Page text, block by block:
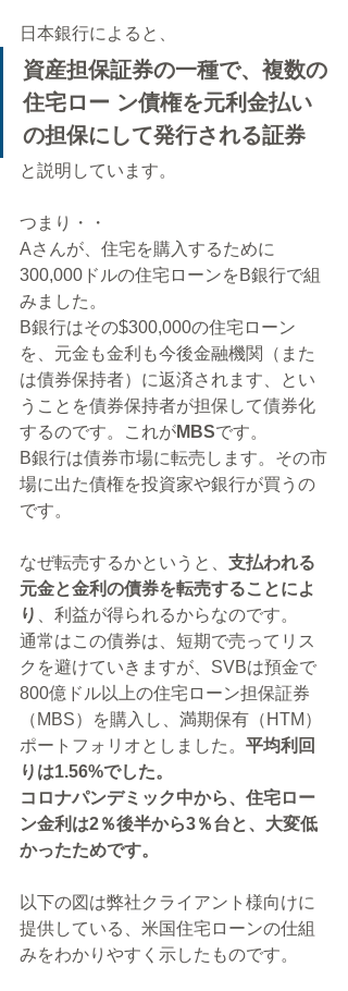
日本銀行によると、
資産担保証券の一種で、複数の
住宅ロー ン債権を元利金払い
の担保にして発行される証券
と説明しています。
つまり・・
Aさんが、住宅を購入するために
300,000ドルの住宅ローンをB銀行で組
みました。
B銀行はその$300,000の住宅ローン
を、元金も金利も今後金融機関（また
は債券保持者）に返済されます、とい
うことを債券保持者が担保して債券化
するのです。これがMBSです。
B銀行は債券市場に転売します。その市
場に出た債権を投資家や銀行が買うの
です。
なぜ転売するかというと、 支払われる
元金と金利の債券を転売することによ
り
、利益が得られるからなのです。
通常はこの債券は、短期で売ってリス
クを避けていきますが、SVBは預金で
800億ドル以上の住宅ローン担保証券
（MBS）を購入し、満期保有（HTM）
ポートフォリオとしました。 平均利回
りは1.56%でした。
コロナパンデミック中から、住宅ロー
ン金利は2％後半から3％台と、大変低
かったためです。
以下の図は弊社クライアント様向けに
提供している、米国住宅ローンの仕組
みをわかりやすく示したものです。